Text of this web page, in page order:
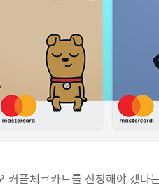
커플체크카드를 신청해야 겠